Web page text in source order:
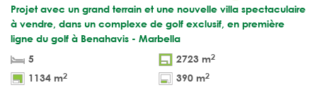
Projet avec un grand terrain et une nouvelle villa spectaculaire
à vendre, dans un complexe de golf exclusif, en première
ligne du golf à Benahavis - Marbella
5
2723 m2
1134 m2 390 m2